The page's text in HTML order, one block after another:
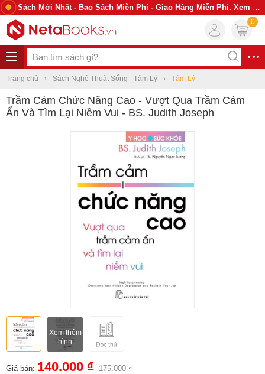
Sách Mới Nhất - Bao Sách Miễn Phí - Giao Hàng Miễn Phí. Xem Ngay
0
Trang chủ Sách Nghệ Thuật Sống - Tâm Lý Tâm Lý
Trầm Cảm Chức Năng Cao - Vượt Qua Trầm Cảm
Ẩn Và Tìm Lại Niềm Vui - BS. Judith Joseph
Xem thêm
hình
Giá bán: 140.000 ₫ 175.000 ₫